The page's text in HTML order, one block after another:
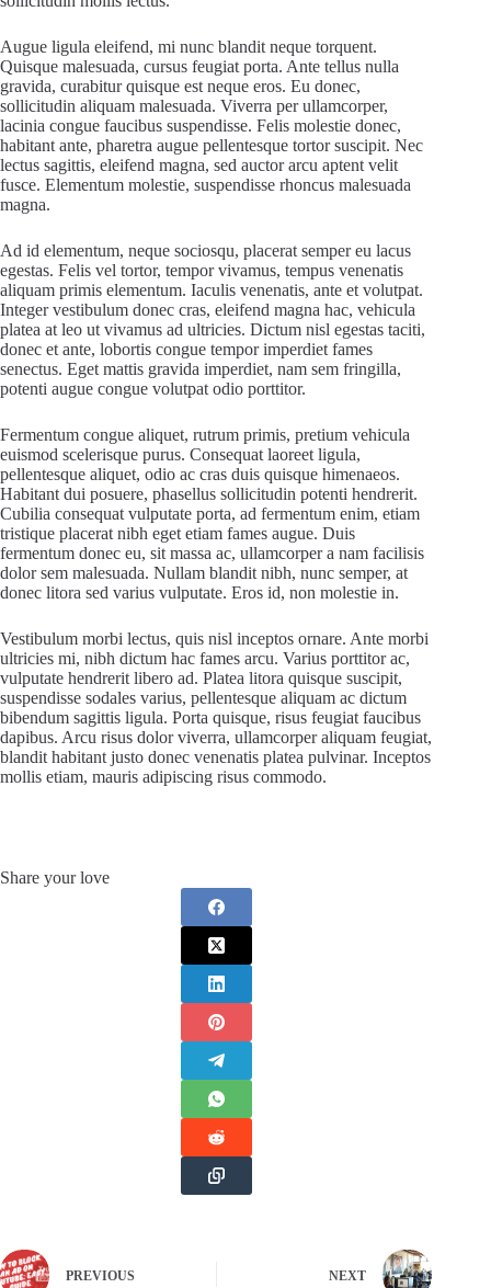
Augue ligula eleifend, mi nunc blandit neque torquent.
Quisque malesuada, cursus feugiat porta. Ante tellus nulla
gravida, curabitur quisque est neque eros. Eu donec,
sollicitudin aliquam malesuada. Viverra per ullamcorper,
lacinia congue faucibus suspendisse. Felis molestie donec,
habitant ante, pharetra augue pellentesque tortor suscipit. Nec
lectus sagittis, eleifend magna, sed auctor arcu aptent velit
fusce. Elementum molestie, suspendisse rhoncus malesuada
magna.
Ad id elementum, neque sociosqu, placerat semper eu lacus
egestas. Felis vel tortor, tempor vivamus, tempus venenatis
aliquam primis elementum. Iaculis venenatis, ante et volutpat.
Integer vestibulum donec cras, eleifend magna hac, vehicula
platea at leo ut vivamus ad ultricies. Dictum nisl egestas taciti,
donec et ante, lobortis congue tempor imperdiet fames
senectus. Eget mattis gravida imperdiet, nam sem fringilla,
potenti augue congue volutpat odio porttitor.
Fermentum congue aliquet, rutrum primis, pretium vehicula
euismod scelerisque purus. Consequat laoreet ligula,
pellentesque aliquet, odio ac cras duis quisque himenaeos.
Habitant dui posuere, phasellus sollicitudin potenti hendrerit.
Cubilia consequat vulputate porta, ad fermentum enim, etiam
tristique placerat nibh eget etiam fames augue. Duis
fermentum donec eu, sit massa ac, ullamcorper a nam facilisis
dolor sem malesuada. Nullam blandit nibh, nunc semper, at
donec litora sed varius vulputate. Eros id, non molestie in.
Vestibulum morbi lectus, quis nisl inceptos ornare. Ante morbi
ultricies mi, nibh dictum hac fames arcu. Varius porttitor ac,
vulputate hendrerit libero ad. Platea litora quisque suscipit,
suspendisse sodales varius, pellentesque aliquam ac dictum
bibendum sagittis ligula. Porta quisque, risus feugiat faucibus
dapibus. Arcu risus dolor viverra, ullamcorper aliquam feugiat,
blandit habitant justo donec venenatis platea pulvinar. Inceptos
mollis etiam, mauris adipiscing risus commodo.
Share your love
PREVIOUS NEXT